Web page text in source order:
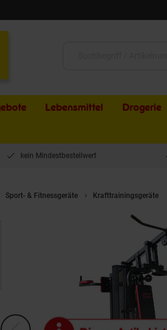
Lebensmittel Drogerie
kein Mindestbestellwert
Sport- & Fitnessgeräte Krafttrainingsgeräte